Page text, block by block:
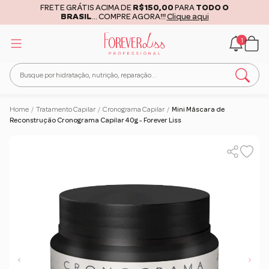
FRETE GRÁTIS ACIMA DE R$150,00 PARA TODO O
BRASIL ... COMPRE AGORA!!!Clique aqui
1
Home / Tratamento Capilar / Cronograma Capilar / Mini Máscara de
Reconstrução Cronograma Capilar 40g - Forever Liss